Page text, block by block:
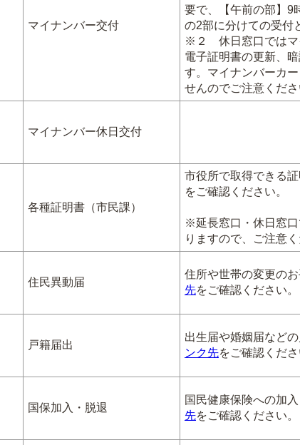
マイナンバー交付
要で、【午前の部】9
の2部に分けての受付
※２ 休日窓口ではマ
電子証明書の更新、
す。マイナンバーカ
せんのでご注意くださ
マイナンバー休日交付
各種証明書（市民課）
市役所で取得できる証
をご確認ください。
※延長窓口・休日窓
りますので、ご注意く
住民異動届
住所や世帯の変更のお
先をご確認ください。
戸籍届出
出生届や婚姻届など
ンク先をご確認くださ
国保加入・脱退
国民健康保険への加
先をご確認ください。